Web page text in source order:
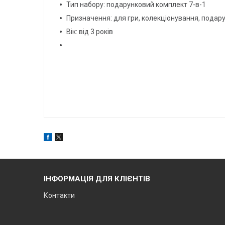
Тип набору: подарунковий комплект 7-в-1
Призначення: для гри, колекціонування,
Вік: від 3 років
ІНФОРМАЦІЯ ДЛЯ КЛІЄНТІВ
Контакти